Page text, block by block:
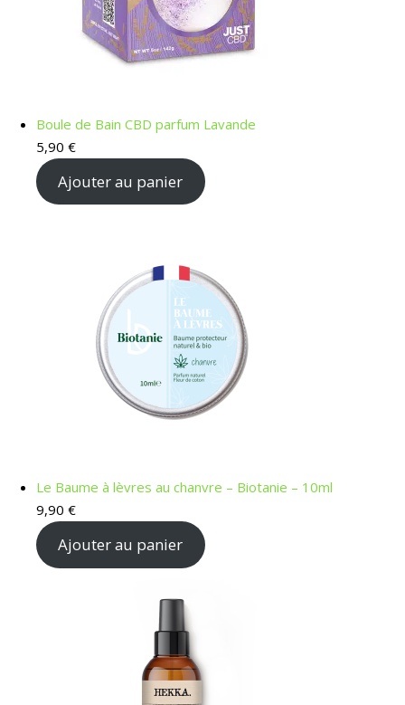
Boule de Bain CBD parfum Lavande
5,90 €
Ajouter au panier
Le Baume à lèvres au chanvre – Biotanie – 10ml
9,90 €
Ajouter au panier